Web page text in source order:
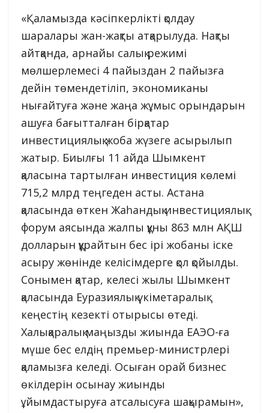
«Қаламызда кәсіпкерлікті қолдау
шаралары жан-жақты атқарылуда. Нақты
айтқанда, арнайы салық режимі
мөлшерлемесі 4 пайыздан 2 пайызға
дейін төмендетіліп, экономиканы
нығайтуға және жаңа жұмыс орындарын
ашуға бағытталған бірқатар
инвестициялық жоба жүзеге асырылып
жатыр. Биылғы 11 айда Шымкент
қаласына тартылған инвестиция көлемі
715,2 млрд теңгеден асты. Астана
қаласында өткен Жаһандық инвестициялық
форум аясында жалпы құны 863 млн АҚШ
долларын құрайтын бес ірі жобаны іске
асыру жөнінде келісімдерге қол қойылды.
Сонымен қатар, келесі жылы Шымкент
қаласында Еуразиялық үкіметаралық
кеңестің кезекті отырысы өтеді.
Халықаралық маңызды жиында ЕАЭО-ға
мүше бес елдің премьер-министрлері
қаламызға келеді. Осыған орай бизнес
өкілдерін осынау жиынды
ұйымдастыруға атсалысуға шақырамын»,